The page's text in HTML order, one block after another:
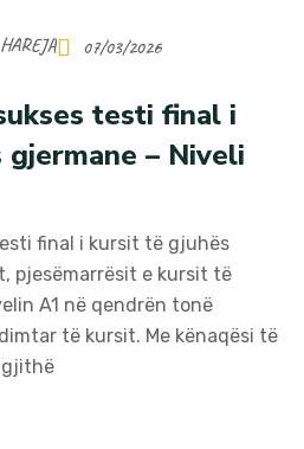
HAREJA 07/03/2026
testi final i
– Niveli
final i kursit të gjuhës
pjesëmarrësit e kursit të
A1 në qendrën tonë
të kursit. Me kënaqësi të